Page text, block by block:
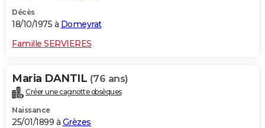
Décès
18/10/1975 à Domeyrat
Famille SERVIERES
Maria DANTIL (76 ans)
Créer une cagnotte obsèques
Naissance
25/01/1899 à Grèzes